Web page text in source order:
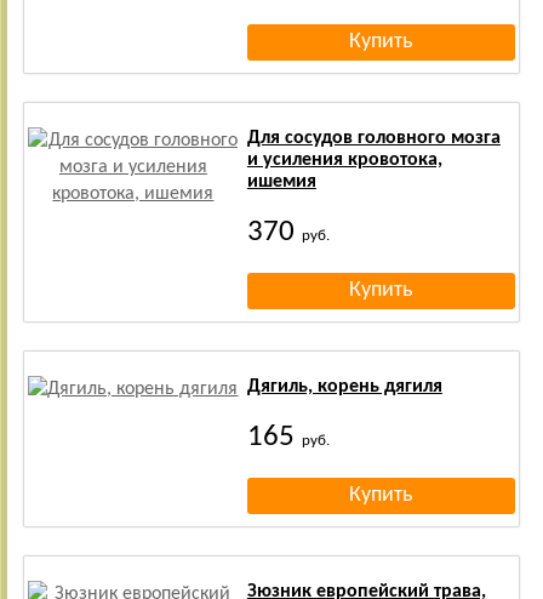
Для сосудов головного мозга
и усиления кровотока,
ишемия
370 руб.
Дягиль, корень дягиля
165 руб.
Зюзник европейский трава,